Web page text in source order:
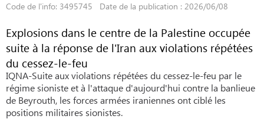
Code de l'info: 3495745 Date de la publication : 2026/06/08
Explosions dans le centre de la Palestine occupée
suite à la réponse de l'Iran aux violations répétées
du cessez-le-feu
IQNA-Suite aux violations répétées du cessez-le-feu par le
régime sioniste et à l'attaque d'aujourd'hui contre la banlieue
de Beyrouth, les forces armées iraniennes ont ciblé les
positions militaires sionistes.